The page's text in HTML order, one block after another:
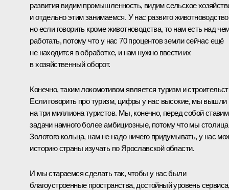
развития видим промышленность, видим сельское
и отдельно этим занимаемся. У нас развито
но если говорить кроме животноводства, то нам есть над
работать, потому что у нас 70 процентов земли сейчас ещё
не находится в обработке, и нам нужно ввести их
в хозяйственный оборот.
Конечно, таким локомотивом является туризм и
Если говорить про туризм, цифры у нас высокие, мы вышли
на три миллиона туристов. Мы, конечно, перед собой ставим
задачи намного более амбициозные, потому что мы столица
Золотого кольца, нам не надо ничего придумывать, у нас
историю страны изучать по Ярославской области.
И мы стараемся сделать так, чтобы у нас были
благоустроенные пространства, достойный уровень